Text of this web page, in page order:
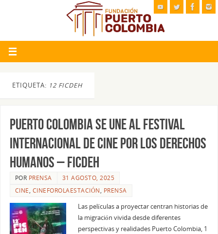
ETIQUETA: 12 FICDEH
Puerto Colombia se une al Festival
Internacional de Cine por los Derechos
Humanos – FICDEH
POR PRENSA
31 AGOSTO, 2025
CINE, CINEFOROLAESTACIÓN, PRENSA
Las películas a proyectar centran historias de
la migración vivida desde diferentes
perspectivas y realidades Puerto Colombia, 1